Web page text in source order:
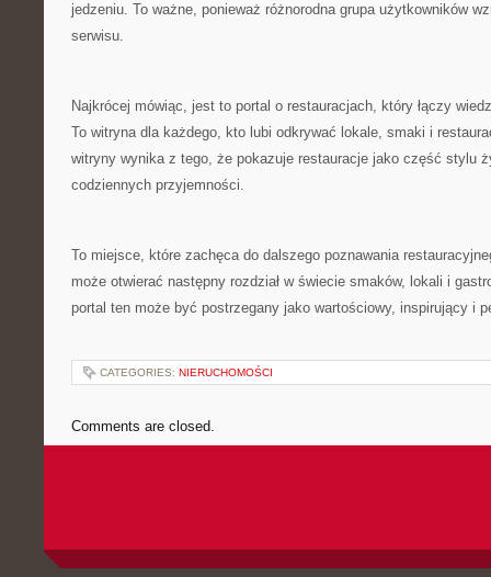
jedzeniu. To ważne, ponieważ różnorodna grupa użytkowników
serwisu.
Najkrócej mówiąc, jest to portal o restauracjach, który łączy
To witryna dla każdego, kto lubi odkrywać lokale, smaki i
witryny wynika z tego, że pokazuje restauracje jako część stylu
codziennych przyjemności.
To miejsce, które zachęca do dalszego poznawania
może otwierać następny rozdział w świecie smaków, lokali i
portal ten może być postrzegany jako wartościowy, inspirujący i
CATEGORIES: NIERUCHOMOŚCI
Comments are closed.